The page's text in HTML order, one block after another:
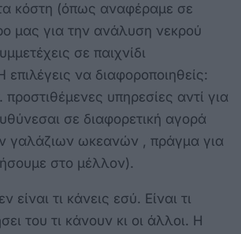
κόστη (όπως αναφέραμε σε
μας για την ανάλυση νεκρού
σε παιχνίδι
να διαφοροποιηθείς:
υπηρεσίες αντί για
σε διαφορετική αγορά
γαλάζιων ωκεανών , πράγμα για
στο μέλλον).
είναι τι κάνεις εσύ. Είναι τι
του τι κάνουν κι οι άλλοι. Η